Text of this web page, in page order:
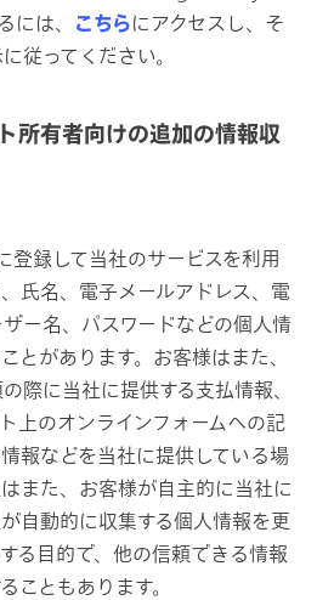
には、 こちらにアクセスし、そ
従ってください。
所有者向けの追加の情報収
録して当社のサービスを利用
氏名、電子メールアドレス、電
ー名、パスワードなどの個人情
とがあります。お客様はまた、
際に当社に提供する支払情報、
上のオンラインフォームへの記
報などを当社に提供している場
また、お客様が自主的に当社に
自動的に収集する個人情報を更
る目的で、他の信頼できる情報
こともあります。